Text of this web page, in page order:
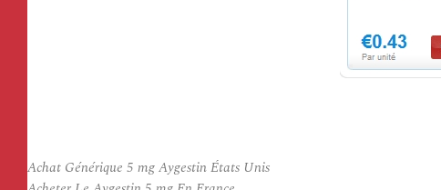
Achat Générique 5 mg Aygestin États Unis